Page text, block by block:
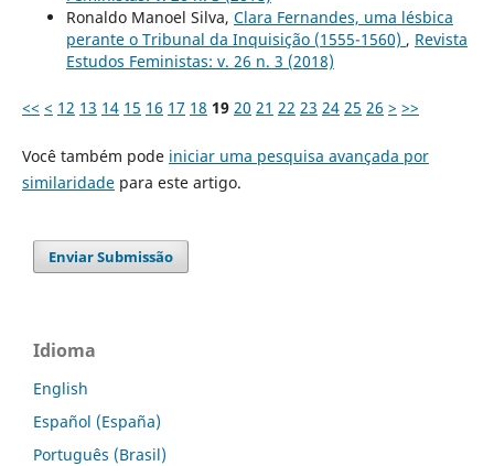
Ronaldo Manoel Silva, Clara Fernandes, uma lésbica
perante o Tribunal da Inquisição (1555-1560) , Revista
Estudos Feministas: v. 26 n. 3 (2018)
<< < 12 13 14 15 16 17 18 19 20 21 22 23 24 25 26 > >>
Você também pode iniciar uma pesquisa avançada por
similaridadepara este artigo.
Enviar Submissão
Idioma
English
Español (España)
Português (Brasil)